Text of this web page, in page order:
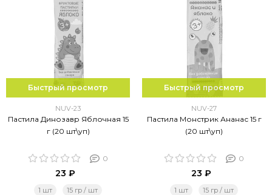
Быстрый просмотр
NUV-23
Пастила Динозавр Яблочная 15
г (20 шт\уп)
0
23 ₽
1 шт 15 гр / шт
Быстрый просмотр
NUV-27
Пастила Монстрик Ананас 15 г
(20 шт\уп)
0
23 ₽
1 шт 15 гр / шт